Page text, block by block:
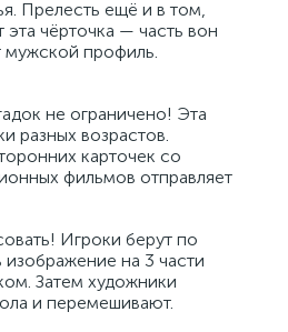
Прелесть ещё и в том,
эта чёрточка — часть вон
мужской профиль.
не ограничено! Эта
разных возрастов.
карточек со
фильмов отправляет
Игроки берут по
на 3 части
Затем художники
и перемешивают.